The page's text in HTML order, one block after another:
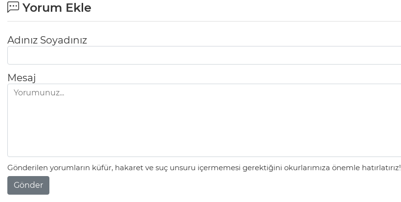
Yorum Ekle
Adınız Soyadınız
Mesaj
Gönderilen yorumların küfür, hakaret ve suç unsuru içermemesi gerektiğini okurlarımıza önemle hatırlatırız!
Gönder